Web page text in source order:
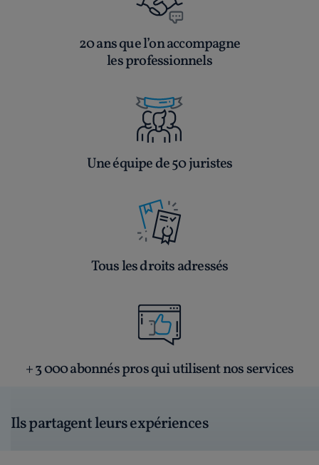
20 ans que l’on accompagne
les professionnels
Une équipe de 50 juristes
Tous les droits adressés
+ 3 000 abonnés pros qui utilisent nos services
Ils partagent leurs expériences